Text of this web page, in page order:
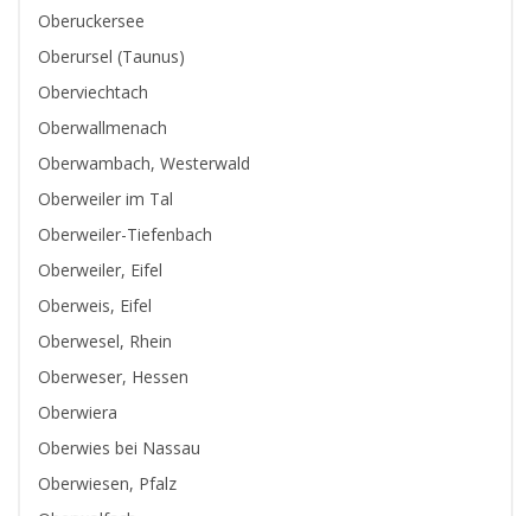
Oberuckersee
Oberursel (Taunus)
Oberviechtach
Oberwallmenach
Oberwambach, Westerwald
Oberweiler im Tal
Oberweiler-Tiefenbach
Oberweiler, Eifel
Oberweis, Eifel
Oberwesel, Rhein
Oberweser, Hessen
Oberwiera
Oberwies bei Nassau
Oberwiesen, Pfalz